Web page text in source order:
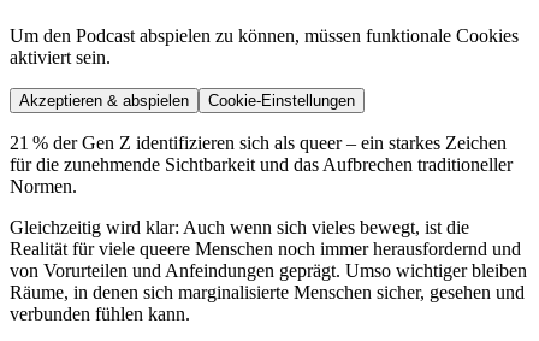
Um den Podcast abspielen zu können, müssen funktionale Cookies
aktiviert sein.
Akzeptieren & abspielen Cookie-Einstellungen
21 % der Gen Z identifizieren sich als queer – ein starkes Zeichen
für die zunehmende Sichtbarkeit und das Aufbrechen traditioneller
Normen.
Gleichzeitig wird klar: Auch wenn sich vieles bewegt, ist die
Realität für viele queere Menschen noch immer herausfordernd und
von Vorurteilen und Anfeindungen geprägt. Umso wichtiger bleiben
Räume, in denen sich marginalisierte Menschen sicher, gesehen und
verbunden fühlen kann.